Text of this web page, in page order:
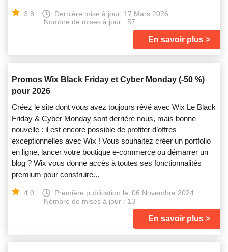
3.8 Dernière mise à jour: 17 Mars 2026
Nombre de mises à jour : 57
En savoir plus
Promos Wix Black Friday et Cyber Monday (-50 %)
pour 2026
Créez le site dont vous avez toujours rêvé avec Wix Le Black
Friday & Cyber Monday sont derrière nous, mais bonne
nouvelle : il est encore possible de profiter d’offres
exceptionnelles avec Wix ! Vous souhaitez créer un portfolio
en ligne, lancer votre boutique e‑commerce ou démarrer un
blog ? Wix vous donne accès à toutes ses fonctionnalités
premium pour construire...
4.0 Première publication le: 06 Novembre 2024
Nombre de mises à jour : 13
En savoir plus